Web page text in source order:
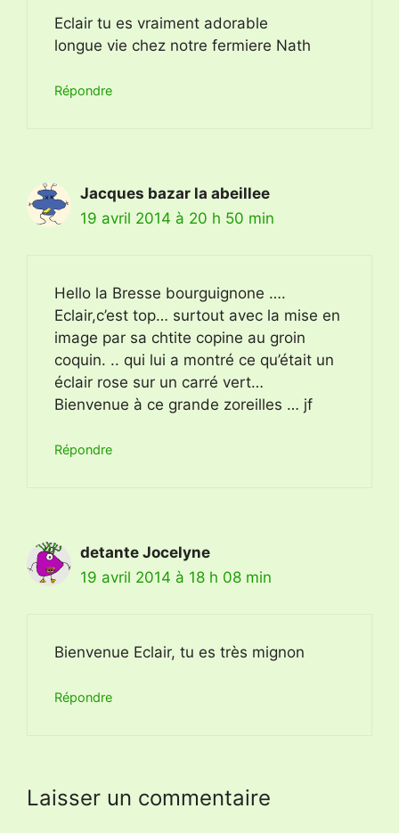
Eclair tu es vraiment adorable
longue vie chez notre fermiere Nath
Répondre
Jacques bazar la abeillee
19 avril 2014 à 20 h 50 min
Hello la Bresse bourguignone ….
Eclair,c’est top… surtout avec la mise en
image par sa chtite copine au groin
coquin. .. qui lui a montré ce qu’était un
éclair rose sur un carré vert…
Bienvenue à ce grande zoreilles … jf
Répondre
detante Jocelyne
19 avril 2014 à 18 h 08 min
Bienvenue Eclair, tu es très mignon
Répondre
Laisser un commentaire